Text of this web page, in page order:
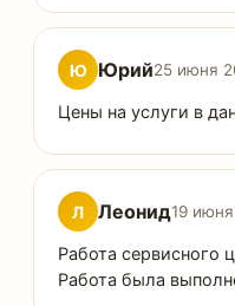
Ю Юрий25 июня
Цены на услуги в
Л Леонид19
Работа сервисного
Работа была